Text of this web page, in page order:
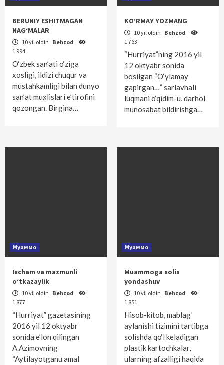
BERUNIY ESHITMAGAN
NAG‘MALAR
10 yil oldin Behzod
1 994
O‘zbek san’ati o‘ziga
xosligi, ildizi chuqur va
mustahkamligi bilan dunyo
san’at muxlislari e’tirofini
qozongan. Birgina…
KO‘RMAY YOZMANG
10 yil oldin Behzod
1 763
“Hurriyat”ning 2016 yil
12 oktyabr sonida
bosilgan “O‘ylamay
gapirgan…” sarlavhali
luqmani o‘qidim-u, darhol
munosabat bildirishga…
Муаммо
Ixcham va mazmunli
o‘tkazaylik
10 yil oldin Behzod
1 877
“Hurriyat” gazetasining
2016 yil 12 oktyabr
sonida e’lon qilingan
A.Azimovning
“Aytilayotganu amal
Муаммо
Muammoga xolis
yondashuv
10 yil oldin Behzod
1 851
Hisob-kitob, mablag‘
aylanishi tizimini tartibga
solishda qo‘l keladigan
plastik kartochkalar,
ularning afzalligi haqida